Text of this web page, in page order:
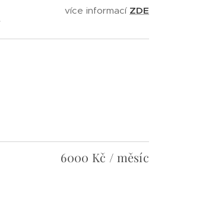
více informací ZDE
6000 Kč / měsíc